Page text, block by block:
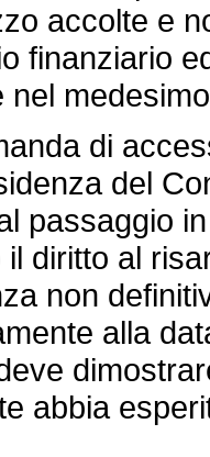
accolte e
finanziario
nel
di
del
passaggio
diritto al
non
alla
abbia